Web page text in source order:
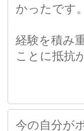
かったです。
経験を積み
ことに抵抗
今の自分が